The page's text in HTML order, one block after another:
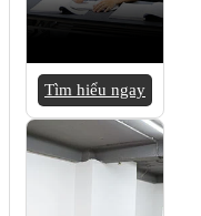
Tìm hiểu ngay